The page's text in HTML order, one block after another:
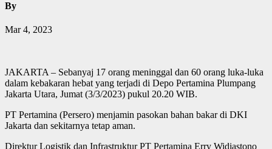
By
Mar 4, 2023
JAKARTA – Sebanyaj 17 orang meninggal dan 60 orang luka-luka
dalam kebakaran hebat yang terjadi di Depo Pertamina Plumpang
Jakarta Utara, Jumat (3/3/2023) pukul 20.20 WIB.
PT Pertamina (Persero) menjamin pasokan bahan bakar di DKI
Jakarta dan sekitarnya tetap aman.
Direktur Logistik dan Infrastruktur PT Pertamina Erry Widiastono